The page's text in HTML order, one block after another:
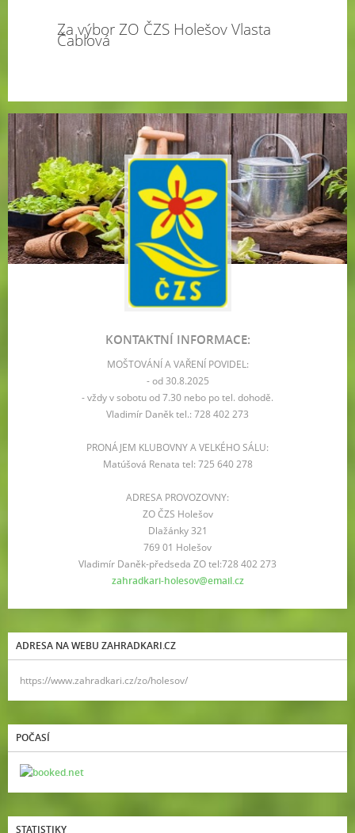
Za výbor ZO ČZS Holešov Vlasta
Čablová
KONTAKTNÍ INFORMACE:
MOŠTOVÁNÍ A VAŘENÍ POVIDEL:
- od 30.8.2025
- vždy v sobotu od 7.30 nebo po tel. dohodě.
Vladimír Daněk tel.: 728 402 273
PRONÁJEM KLUBOVNY A VELKÉHO SÁLU:
Matúšová Renata tel: 725 640 278
ADRESA PROVOZOVNY:
ZO ČZS Holešov
Dlažánky 321
769 01 Holešov
Vladimír Daněk-předseda ZO tel:728 402 273
zahradkari-holesov@email.cz
ADRESA NA WEBU ZAHRADKARI.CZ
https://www.zahradkari.cz/zo/holesov/
POČASÍ
STATISTIKY